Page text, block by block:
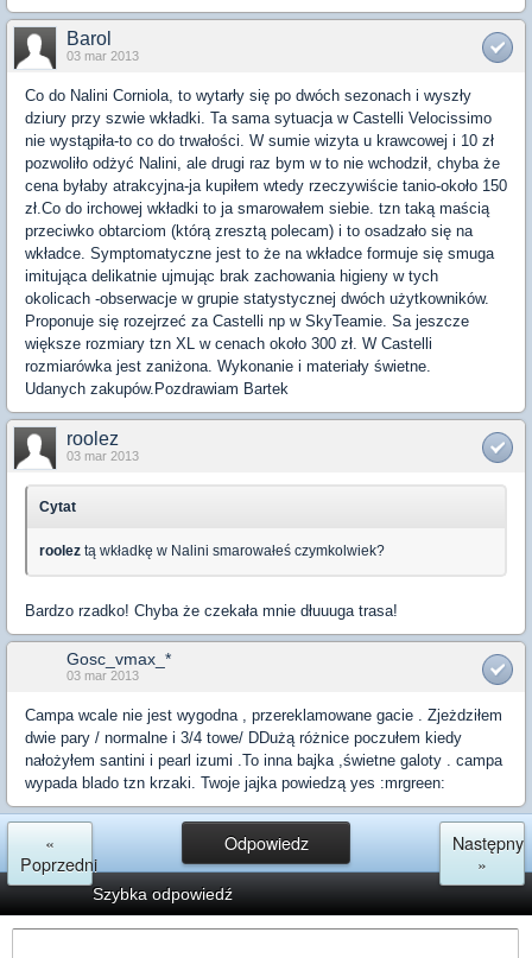
Barol
03 mar 2013
Co do Nalini Corniola, to wytarły się po dwóch sezonach i wyszły
dziury przy szwie wkładki. Ta sama sytuacja w Castelli Velocissimo
nie wystąpiła-to co do trwałości. W sumie wizyta u krawcowej i 10 zł
pozwoliło odżyć Nalini, ale drugi raz bym w to nie wchodził, chyba że
cena byłaby atrakcyjna-ja kupiłem wtedy rzeczywiście tanio-około 150
zł.Co do irchowej wkładki to ja smarowałem siebie. tzn taką maścią
przeciwko obtarciom (którą zresztą polecam) i to osadzało się na
wkładce. Symptomatyczne jest to że na wkładce formuje się smuga
imitująca delikatnie ujmując brak zachowania higieny w tych
okolicach -obserwacje w grupie statystycznej dwóch użytkowników.
Proponuje się rozejrzeć za Castelli np w SkyTeamie. Sa jeszcze
większe rozmiary tzn XL w cenach około 300 zł. W Castelli
rozmiarówka jest zaniżona. Wykonanie i materiały świetne.
Udanych zakupów.Pozdrawiam Bartek
roolez
03 mar 2013
Cytat
roolez tą wkładkę w Nalini smarowałeś czymkolwiek?
Bardzo rzadko! Chyba że czekała mnie dłuuuga trasa!
Gosc_vmax_*
03 mar 2013
Campa wcale nie jest wygodna , przereklamowane gacie . Zjeżdziłem
dwie pary / normalne i 3/4 towe/ DDużą różnice poczułem kiedy
nałożyłem santini i pearl izumi .To inna bajka ,świetne galoty . campa
wypada blado tzn krzaki. Twoje jajka powiedzą yes :mrgreen:
Odpowiedz
«
Poprzedni
Następny
»
Szybka odpowiedź